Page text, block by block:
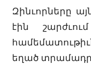
Զինւորները
էին
եղած